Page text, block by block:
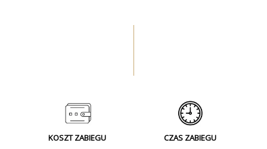
KOSZT ZABIEGU
CZAS ZABIEGU